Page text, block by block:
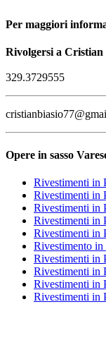
Per maggiori
Rivolgersi a
329.3729555
Opere in sasso
Rivestimenti in
Rivestimenti in
Rivestimenti in
Rivestimenti in
Rivestimenti in
Rivestimento in
Rivestimenti in
Rivestimenti in
Rivestimenti in
Rivestimenti in